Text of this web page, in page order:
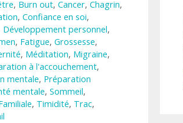
, Burn out, Cancer, Chagrin,
, Confiance en soi,
Développement personnel,
, Fatigue, Grossesse,
, Méditation, Migraine,
à l'accouchement,
mentale, Préparation
mentale, Sommeil,
, Timidité, Trac,